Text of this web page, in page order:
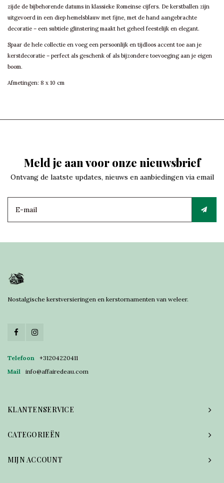
zijde de bijbehorende datums in klassieke Romeinse cijfers. De kerstballen zijn
uitgevoerd in een diep hemelsblauw met fijne, met de hand aangebrachte
decoratie – een subtiele glinstering maakt het geheel feestelijk en elegant.
Spaar de hele collectie en voeg een persoonlijk en tijdloos accent toe aan je
kerstdecoratie – perfect als geschenk of als bijzondere toevoeging aan je eigen
boom.
Afmetingen: 8 x 10 cm
Meld je aan voor onze nieuwsbrief
Ontvang de laatste updates, nieuws en aanbiedingen via email
Nostalgische kerstversieringen en kerstornamenten van weleer.
Telefoon
+31204220411
Mail
info@affairedeau.com
KLANTENSERVICE
CATEGORIEËN
MIJN ACCOUNT